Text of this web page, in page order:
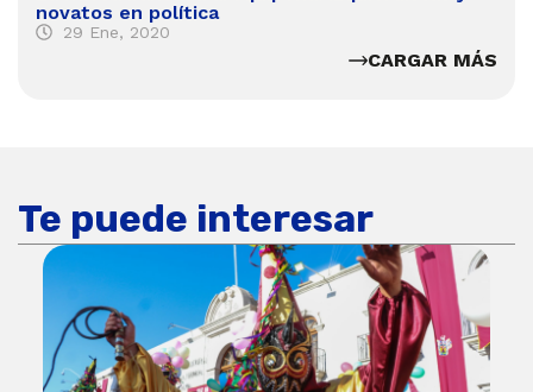
novatos en política
29 Ene, 2020
CARGAR MÁS
Te puede interesar